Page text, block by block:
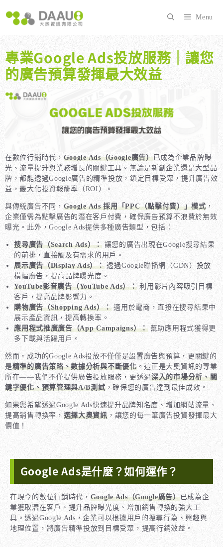
至
內
容
Menu
專業Google Ads投放服務｜讓您
的廣告預算發揮最大效益
在數位行銷時代， Google Ads（Google廣告）已成為企業品牌曝
光、流量提升與業務增長的關鍵工具。無論是新創企業還是大型品
牌，都能透過Google廣告的精準投放，鎖定目標受眾，提升廣告效
益，最大化投資報酬率（ROI）。
與傳統廣告不同， Google Ads 採用「PPC（點擊付費）」模式，
企業僅需為點擊廣告的潛在客戶付費，確保廣告預算不浪費於無效
曝光。此外，Google Ads提供多種廣告類型，包括：
搜尋廣告（Search Ads）： 讓您的廣告出現在Google搜尋結果
的前排，直接觸及有需求的用戶。
展示廣告（Display Ads）：透過Google聯播網（GDN）投放
橫幅廣告，提高品牌曝光度。
YouTube影音廣告（YouTube Ads）：利用影片內容吸引目標
客戶，提高品牌影響力。
購物廣告（Shopping Ads）：適用於電商，直接在搜尋結果中
展示產品資訊，提高轉換率。
應用程式推廣廣告（App Campaigns）： 幫助應用程式獲得更
多下載與活躍用戶。
然而，成功的Google Ads投放不僅僅是設置廣告與預算，更關鍵的
是精準的廣告策略、數據分析與不斷優化。這正是大奧資訊的專業
所在——我們不僅提供廣告投放服務，更透過深入的市場分析、關
鍵字優化、預算管理與A/B測試，確保您的廣告達到最佳成效。
如果您希望透過Google Ads快速提升品牌知名度、增加網站流量、
提高銷售轉換率， 選擇大奧資訊 ，讓您的每一筆廣告投資發揮最大
價值！
Google Ads是什麼？如何運作？
在現今的數位行銷時代， Google Ads（Google廣告）已成為企
業獲取潛在客戶、提升品牌曝光度、增加銷售轉換的強大工
具。透過Google Ads，企業可以根據用戶的搜尋行為、興趣與
地理位置，將廣告精準投放到目標受眾，提高行銷效益。